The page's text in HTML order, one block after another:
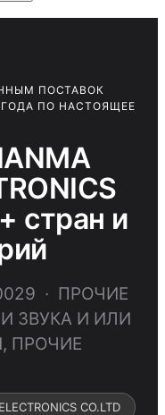
ПОСТАВОК
ПО НАСТОЯЩЕЕ
стран и
· ПРОЧИЕ
ЗВУКА И ИЛИ
ПРОЧИЕ
CO.LTD